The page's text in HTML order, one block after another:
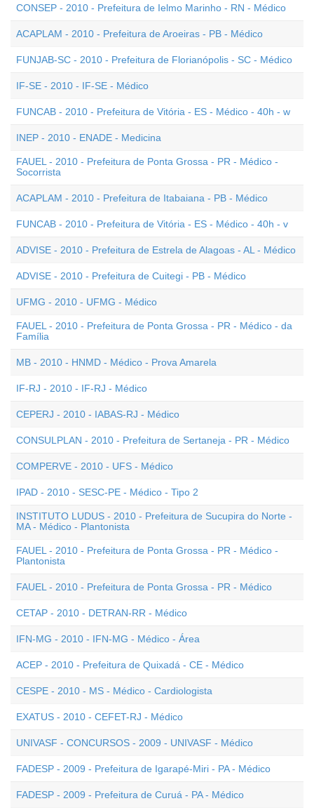
CONSEP - 2010 - Prefeitura de Ielmo Marinho - RN - Médico
ACAPLAM - 2010 - Prefeitura de Aroeiras - PB - Médico
FUNJAB-SC - 2010 - Prefeitura de Florianópolis - SC - Médico
IF-SE - 2010 - IF-SE - Médico
FUNCAB - 2010 - Prefeitura de Vitória - ES - Médico - 40h - w
INEP - 2010 - ENADE - Medicina
FAUEL - 2010 - Prefeitura de Ponta Grossa - PR - Médico -
Socorrista
ACAPLAM - 2010 - Prefeitura de Itabaiana - PB - Médico
FUNCAB - 2010 - Prefeitura de Vitória - ES - Médico - 40h - v
ADVISE - 2010 - Prefeitura de Estrela de Alagoas - AL - Médico
ADVISE - 2010 - Prefeitura de Cuitegi - PB - Médico
UFMG - 2010 - UFMG - Médico
FAUEL - 2010 - Prefeitura de Ponta Grossa - PR - Médico - da
Família
MB - 2010 - HNMD - Médico - Prova Amarela
IF-RJ - 2010 - IF-RJ - Médico
CEPERJ - 2010 - IABAS-RJ - Médico
CONSULPLAN - 2010 - Prefeitura de Sertaneja - PR - Médico
COMPERVE - 2010 - UFS - Médico
IPAD - 2010 - SESC-PE - Médico - Tipo 2
INSTITUTO LUDUS - 2010 - Prefeitura de Sucupira do Norte -
MA - Médico - Plantonista
FAUEL - 2010 - Prefeitura de Ponta Grossa - PR - Médico -
Plantonista
FAUEL - 2010 - Prefeitura de Ponta Grossa - PR - Médico
CETAP - 2010 - DETRAN-RR - Médico
IFN-MG - 2010 - IFN-MG - Médico - Área
ACEP - 2010 - Prefeitura de Quixadá - CE - Médico
CESPE - 2010 - MS - Médico - Cardiologista
EXATUS - 2010 - CEFET-RJ - Médico
UNIVASF - CONCURSOS - 2009 - UNIVASF - Médico
FADESP - 2009 - Prefeitura de Igarapé-Miri - PA - Médico
FADESP - 2009 - Prefeitura de Curuá - PA - Médico